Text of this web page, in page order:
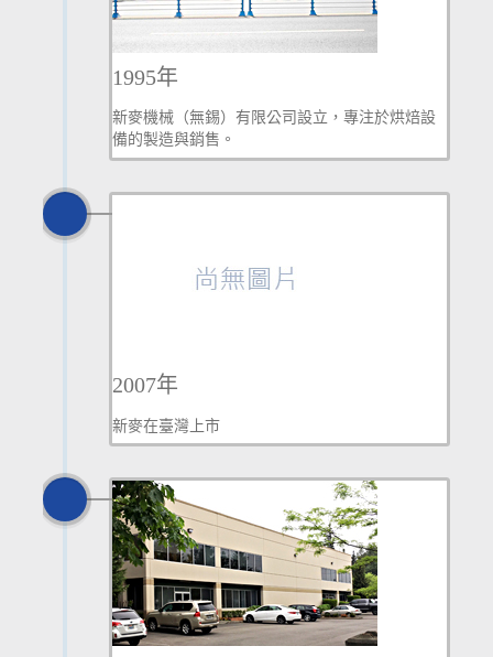
1995年
新麥機械（無錫）有限公司設立，專注於烘焙設
備的製造與銷售。
2007年
新麥在臺灣上市